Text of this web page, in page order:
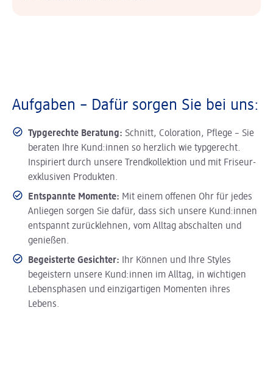
Aufgaben – Dafür sorgen Sie bei uns:
Typgerechte Beratung: Schnitt, Coloration, Pflege – Sie
beraten Ihre Kund:innen so herzlich wie typgerecht.
Inspiriert durch unsere Trendkollektion und mit Friseur-
exklusiven Produkten.
Entspannte Momente: Mit einem offenen Ohr für jedes
Anliegen sorgen Sie dafür, dass sich unsere Kund:innen
entspannt zurücklehnen, vom Alltag abschalten und
genießen.
Begeisterte Gesichter:
Ihr Können und Ihre Styles
begeistern unsere Kund:innen im Alltag, in wichtigen
Lebensphasen und einzigartigen Momenten ihres
Lebens.